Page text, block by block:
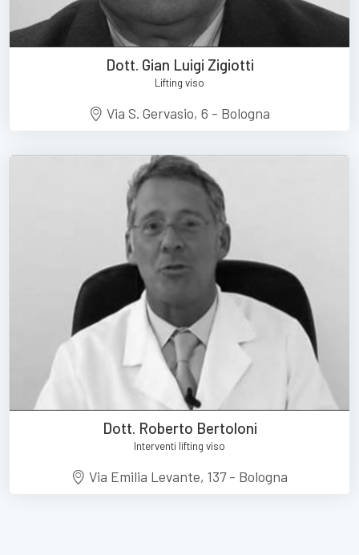
Dott. Gian Luigi Zigiotti
Lifting viso
Via S. Gervasio, 6 - Bologna
Dott. Roberto Bertoloni
Interventi lifting viso
Via Emilia Levante, 137 - Bologna